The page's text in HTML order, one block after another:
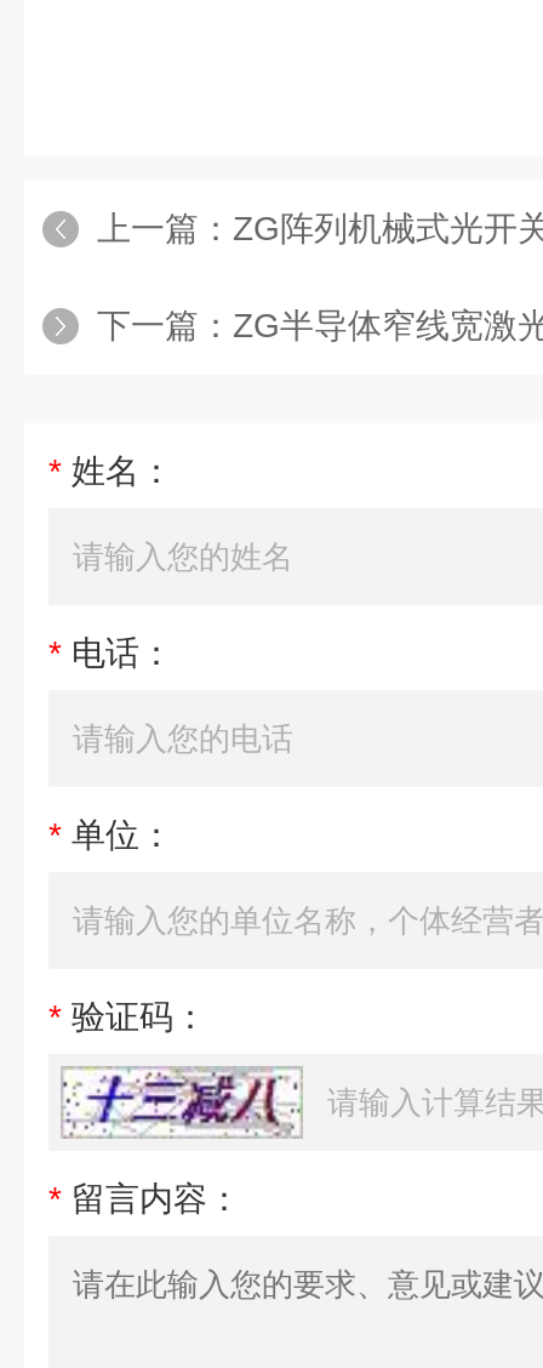
上一篇： ZG阵列机械式光开
下一篇： ZG半导体窄线宽激
* 姓名：
* 电话：
* 单位：
* 验证码：
* 留言内容：